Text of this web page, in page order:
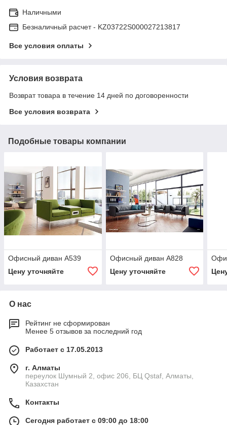
Наличными
Безналичный расчет - KZ03722S000027213817
Все условия оплаты
Условия возврата
Возврат товара в течение 14 дней по договоренности
Все условия возврата
Подобные товары компании
Офисный диван А539
Цену уточняйте
Офисный диван А828
Цену уточняйте
О нас
Рейтинг не сформирован
Менее 5 отзывов за последний год
Работает с 17.05.2013
г. Алматы
переулок Шумный 2, офис 206, БЦ Qstaf, Алматы,
Казахстан
Контакты
Сегодня работает с 09:00 до 18:00